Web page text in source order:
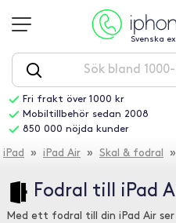
Svenska
Fri frakt över 1000 kr
Mobiltillbehör sedan 2008
850 000 nöjda kunder
iPad » iPad Air » Skal & fodral
Fodral till iPad
Med ett fodral till din iPad Air